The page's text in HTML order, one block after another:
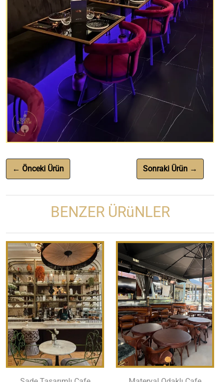
← Önceki Ürün Sonraki Ürün →
BENZER ÜRüNLER